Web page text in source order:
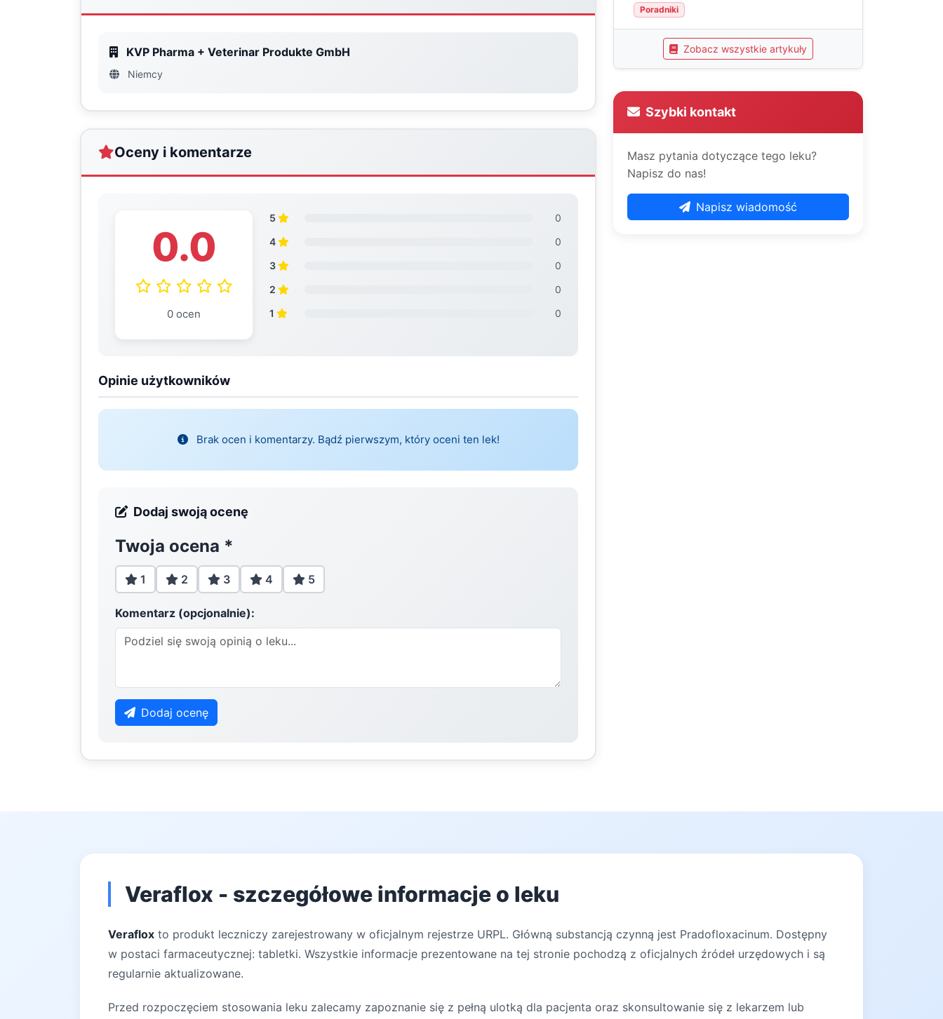
KVP Pharma + Veterinar Produkte GmbH
Niemcy
Oceny i komentarze
0.0
0 ocen
5
0
4
0
3
0
2
0
1
0
Opinie użytkowników
Brak ocen i komentarzy. Bądź pierwszym, który oceni ten lek!
Dodaj swoją ocenę
Twoja ocena *
1 2 3 4 5
Komentarz (opcjonalnie):
Dodaj ocenę
Poradniki
Zobacz wszystkie artykuły
Szybki kontakt
Masz pytania dotyczące tego leku?
Napisz do nas!
Napisz wiadomość
Veraflox - szczegółowe informacje o leku
Veraflox to produkt leczniczy zarejestrowany w oficjalnym rejestrze URPL. Główną substancją czynną jest Pradofloxacinum. Dostępny
w postaci farmaceutycznej: tabletki. Wszystkie informacje prezentowane na tej stronie pochodzą z oficjalnych źródeł urzędowych i są
regularnie aktualizowane.
Przed rozpoczęciem stosowania leku zalecamy zapoznanie się z pełną ulotką dla pacjenta oraz skonsultowanie się z lekarzem lub